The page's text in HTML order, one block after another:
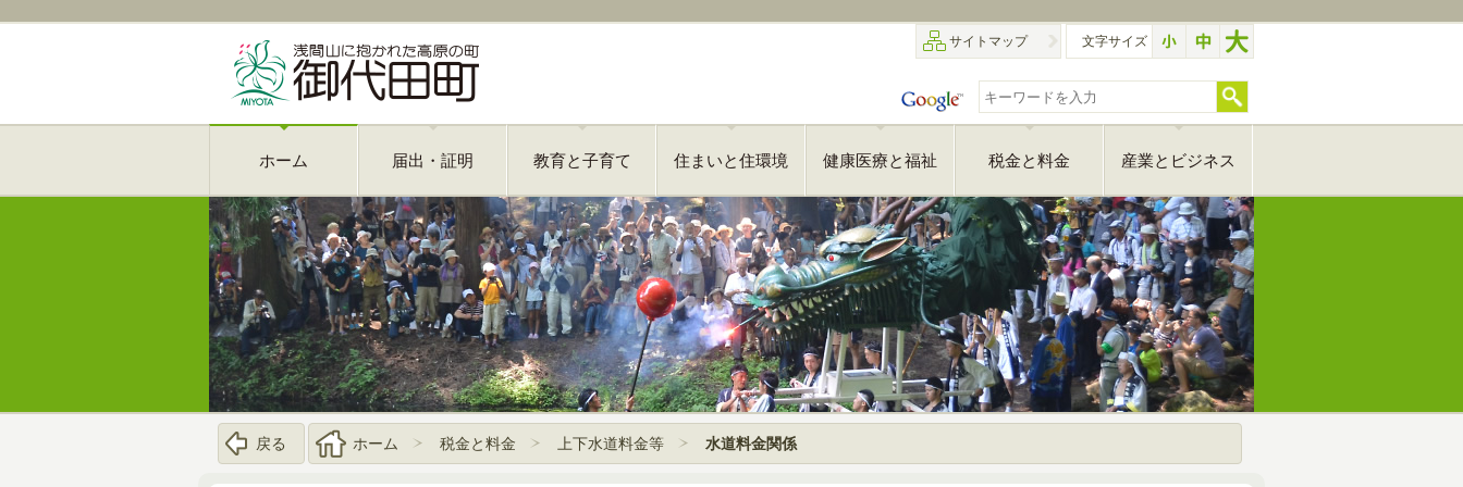
サイトマップ 文字サイズ
ホーム 届出・証明 教育と子育て 住まいと住環境 健康医療と福祉 税金と料金 産業とビジネス
戻る ホーム 税金と料金 上下水道料金等 水道料金関係